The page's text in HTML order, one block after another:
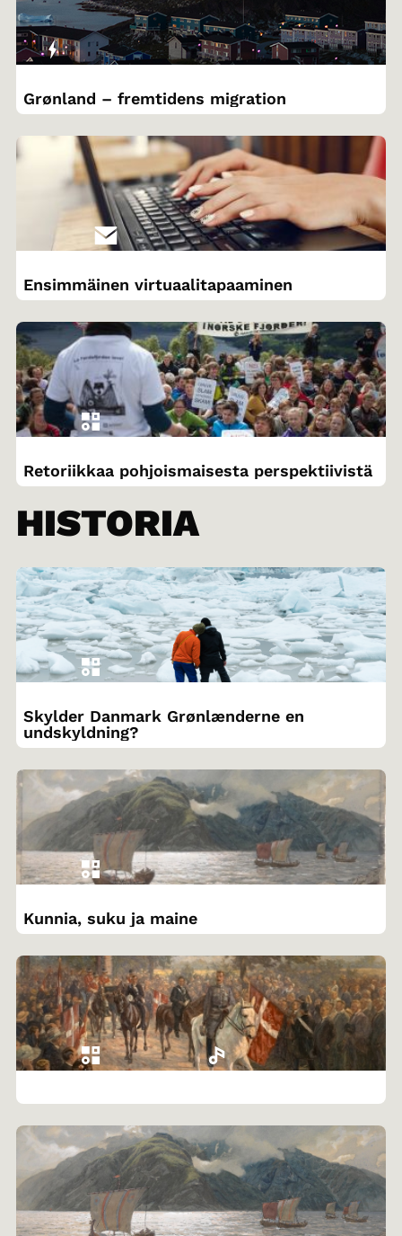
Grønland – fremtidens migration
Ensimmäinen virtuaalitapaaminen
Retoriikkaa pohjoismaisesta perspektiivistä
HISTORIA
Skylder Danmark Grønlænderne en
undskyldning?
Kunnia, suku ja maine